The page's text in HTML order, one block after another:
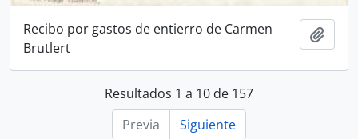
Recibo por gastos de entierro de Carmen
Brutlert
Resultados 1 a 10 de 157
Previa
Siguiente